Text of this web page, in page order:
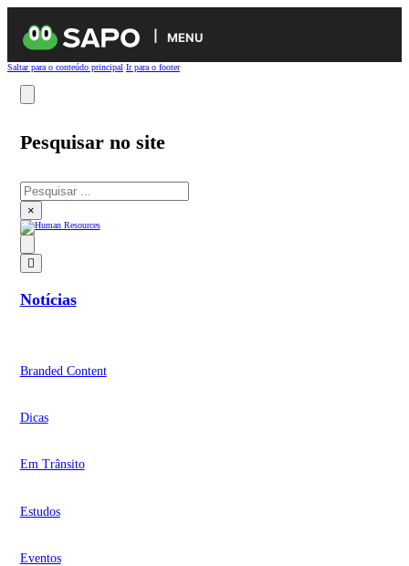
MENU
Saltar para o conteúdo principal Ir para o footer
Pesquisar no site
Pesquisar
×
Notícias
Branded Content
Dicas
Em Trânsito
Estudos
Eventos